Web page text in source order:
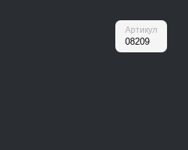
Артикул
08209